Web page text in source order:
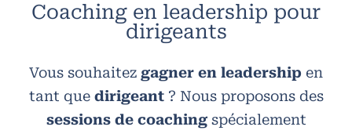
Coaching en leadership pour
dirigeants
Vous souhaitez gagner en leadership en
tant que dirigeant? Nous proposons des
sessions de coachingspécialement